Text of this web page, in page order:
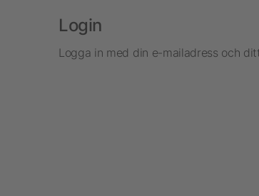
Login
Logga in med din e-mailadress och